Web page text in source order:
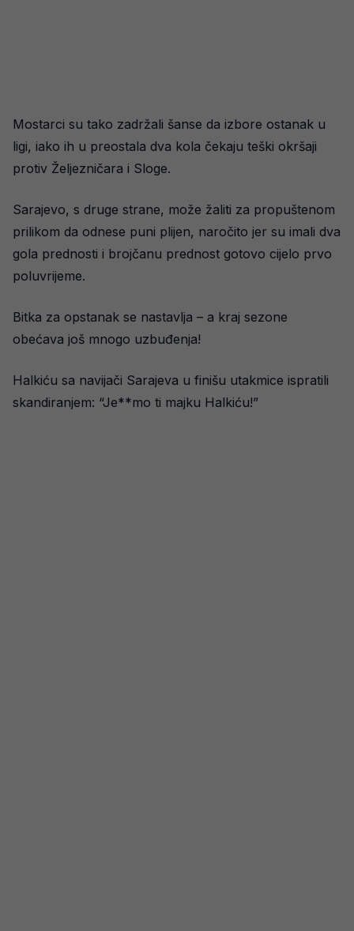
Mostarci su tako zadržali šanse da izbore ostanak u
ligi, iako ih u preostala dva kola čekaju teški okršaji
protiv Željezničara i Sloge.
Sarajevo, s druge strane, može žaliti za propuštenom
prilikom da odnese puni plijen, naročito jer su imali dva
gola prednosti i brojčanu prednost gotovo cijelo prvo
poluvrijeme.
Bitka za opstanak se nastavlja – a kraj sezone
obećava još mnogo uzbuđenja!
Halkiću sa navijači Sarajeva u finišu utakmice ispratili
skandiranjem: “Je**mo ti majku Halkiću!”